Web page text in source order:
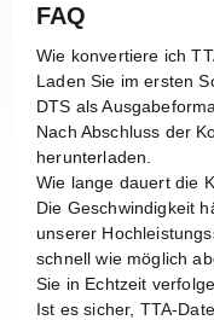
FAQ
Wie konvertiere ich
Laden Sie im ersten
DTS als
Nach Abschluss der
herunterladen.
Wie lange dauert die
Die Geschwindigkeit
unserer
schnell wie möglich
Sie in Echtzeit
Ist es sicher, TTA-